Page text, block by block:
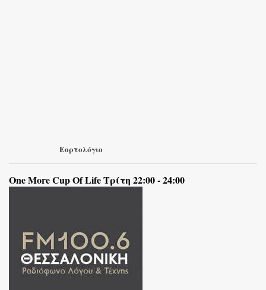
Εορτολόγιο
One More Cup Of Life Τρίτη 22:00 - 24:00